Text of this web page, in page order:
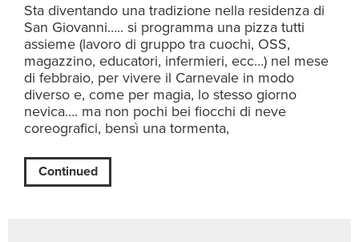
Sta diventando una tradizione nella residenza di
San Giovanni….. si programma una pizza tutti
assieme (lavoro di gruppo tra cuochi, OSS,
magazzino, educatori, infermieri, ecc…) nel mese
di febbraio, per vivere il Carnevale in modo
diverso e, come per magia, lo stesso giorno
nevica…. ma non pochi bei fiocchi di neve
coreografici, bensì una tormenta,
Continued